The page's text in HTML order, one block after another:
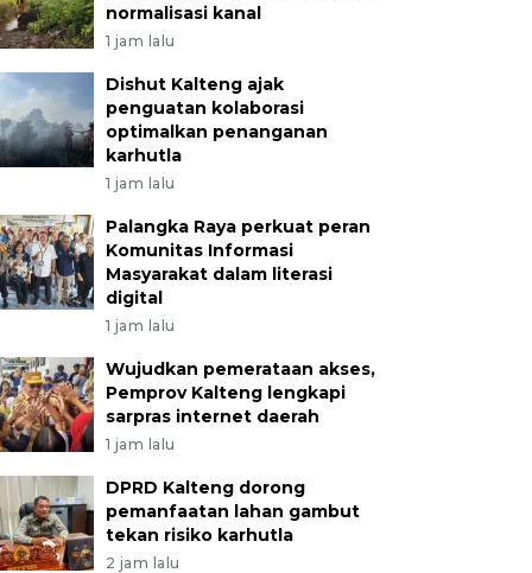
normalisasi kanal
1 jam lalu
Dishut Kalteng ajak
penguatan kolaborasi
optimalkan penanganan
karhutla
1 jam lalu
Palangka Raya perkuat peran
Komunitas Informasi
Masyarakat dalam literasi
digital
1 jam lalu
Wujudkan pemerataan akses,
Pemprov Kalteng lengkapi
sarpras internet daerah
1 jam lalu
DPRD Kalteng dorong
pemanfaatan lahan gambut
tekan risiko karhutla
2 jam lalu